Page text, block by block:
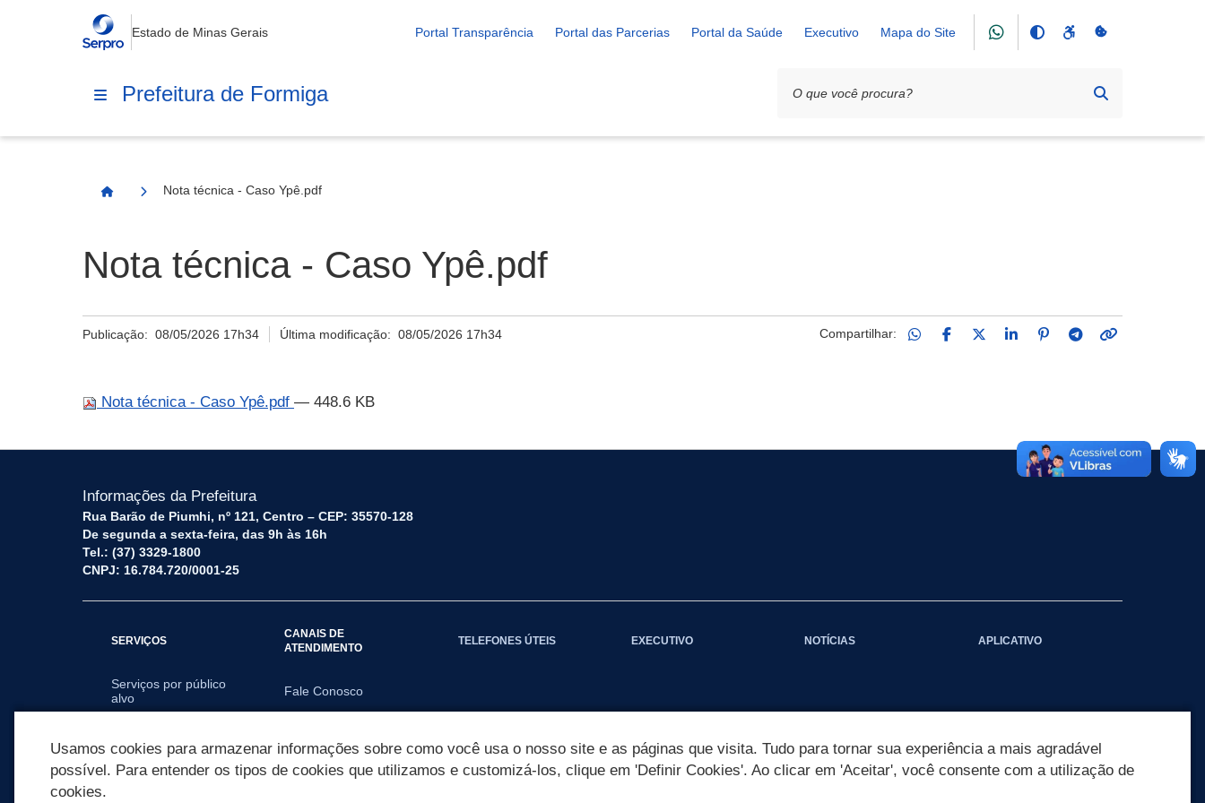
Estado de Minas Gerais Portal Transparência Portal das Parcerias Portal da Saúde Executivo Mapa do Site
Prefeitura de Formiga
Página Inicial
Nota técnica - Caso Ypê.pdf
Nota técnica - Caso Ypê.pdf
Publicação: 08/05/2026 17h34 Última modificação:08/05/2026 17h34 Compartilhar:
Nota técnica - Caso Ypê.pdf — 448.6 KB
Informações da Prefeitura
Rua Barão de Piumhi, nº 121, Centro – CEP: 35570-128
De segunda a sexta-feira, das 9h às 16h
Tel.: (37) 3329-1800
CNPJ: 16.784.720/0001-25
SERVIÇOS
Serviços por público
alvo
CANAIS DE
ATENDIMENTO
Fale Conosco
TELEFONES ÚTEIS EXECUTIVO NOTÍCIAS APLICATIVO
REDES SOCIAIS
Usamos cookies para armazenar informações sobre como você usa o nosso site e as páginas que visita. Tudo para tornar sua experiência a mais agradável
possível. Para entender os tipos de cookies que utilizamos e customizá-los, clique em 'Definir Cookies'. Ao clicar em 'Aceitar', você consente com a utilização de
cookies.